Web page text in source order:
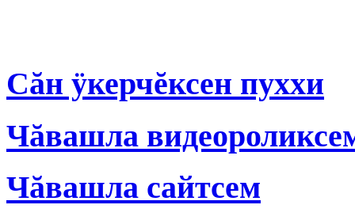
Сăн ÿкерчĕксен пуххи
Чăвашла
Чăвашла сайтсем